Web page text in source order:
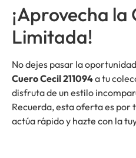
¡Aprovecha
Limitada!
No dejes pasar la
Cuero Cecil 211094a tu
disfruta de un estilo
Recuerda, esta oferta es por
actúa rápido y hazte con la